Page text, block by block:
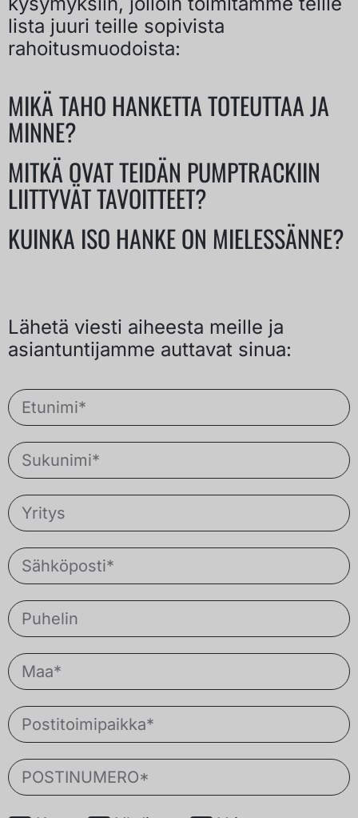
lista juuri teille sopivista
rahoitusmuodoista:
MIKÄ TAHO HANKETTA TOTEUTTAA JA
MINNE?
MITKÄ OVAT TEIDÄN PUMPTRACKIIN
LIITTYVÄT TAVOITTEET?
KUINKA ISO HANKE ON MIELESSÄNNE?
Lähetä viesti aiheesta meille ja
asiantuntijamme auttavat sinua: